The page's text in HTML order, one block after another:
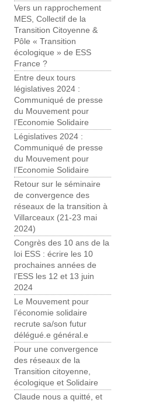
Vers un rapprochement
MES, Collectif de la
Transition Citoyenne &
Pôle « Transition
écologique » de ESS
France ?
Entre deux tours
législatives 2024 :
Communiqué de presse
du Mouvement pour
l’Economie Solidaire
Législatives 2024 :
Communiqué de presse
du Mouvement pour
l’Economie Solidaire
Retour sur le séminaire
de convergence des
réseaux de la transition à
Villarceaux (21-23 mai
2024)
Congrès des 10 ans de la
loi ESS : écrire les 10
prochaines années de
l’ESS les 12 et 13 juin
2024
Le Mouvement pour
l’économie solidaire
recrute sa/son futur
délégué.e général.e
Pour une convergence
des réseaux de la
Transition citoyenne,
écologique et Solidaire
Claude nous a quitté, et